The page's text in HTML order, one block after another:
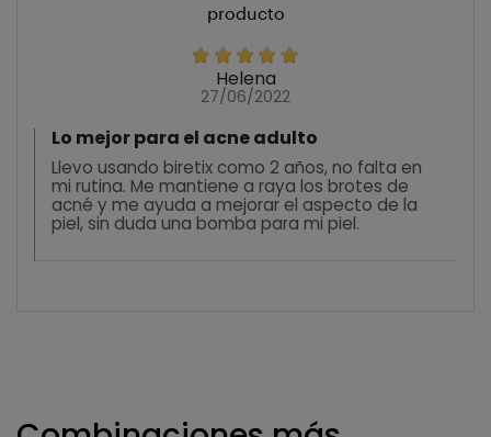
producto
Helena
27/06/2022
Lo mejor para el acne adulto
Llevo usando biretix como 2 años, no falta en
mi rutina. Me mantiene a raya los brotes de
acné y me ayuda a mejorar el aspecto de la
piel, sin duda una bomba para mi piel.